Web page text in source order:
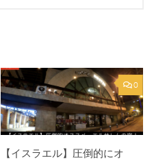
0
【イスラエル】圧倒的にオ